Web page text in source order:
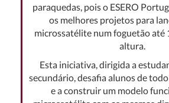
paraquedas, pois o ESERO
os melhores projetos para
microssatélite num foguetão até
altura.
Esta iniciativa, dirigida a
secundário, desafia alunos de
e a construir um modelo